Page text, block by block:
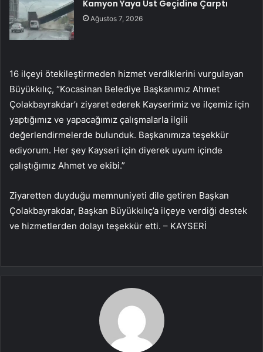
Kamyon Yaya Üst Geçidine Çarptı
Ağustos 7, 2026
16 ilçeyi ötekileştirmeden hizmet verdiklerini vurgulayan
Büyükkılıç, “Kocasinan Belediye Başkanımız Ahmet
Çolakbayrakdar’ı ziyaret ederek Kayserimiz ve ilçemiz için
yaptığımız ve yapacağımız çalışmalarla ilgili
değerlendirmelerde bulunduk. Başkanımıza teşekkür
ediyorum. Her şey Kayseri için diyerek uyum içinde
çalıştığımız Ahmet ve ekibi.”
Ziyaretten duyduğu memnuniyeti dile getiren Başkan
Çolakbayrakdar, Başkan Büyükkılıç’a ilçeye verdiği destek
ve hizmetlerden dolayı teşekkür etti. – KAYSERİ